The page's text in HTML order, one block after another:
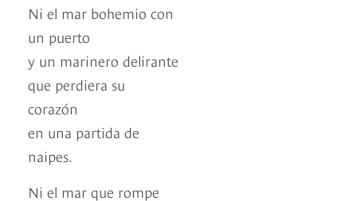
Ni el mar bohemio con
un puerto
y un marinero delirante
que perdiera su
corazón
en una partida de
naipes.
Ni el mar que rompe